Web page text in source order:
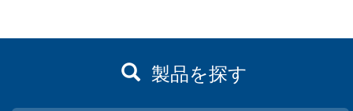
製品を探す